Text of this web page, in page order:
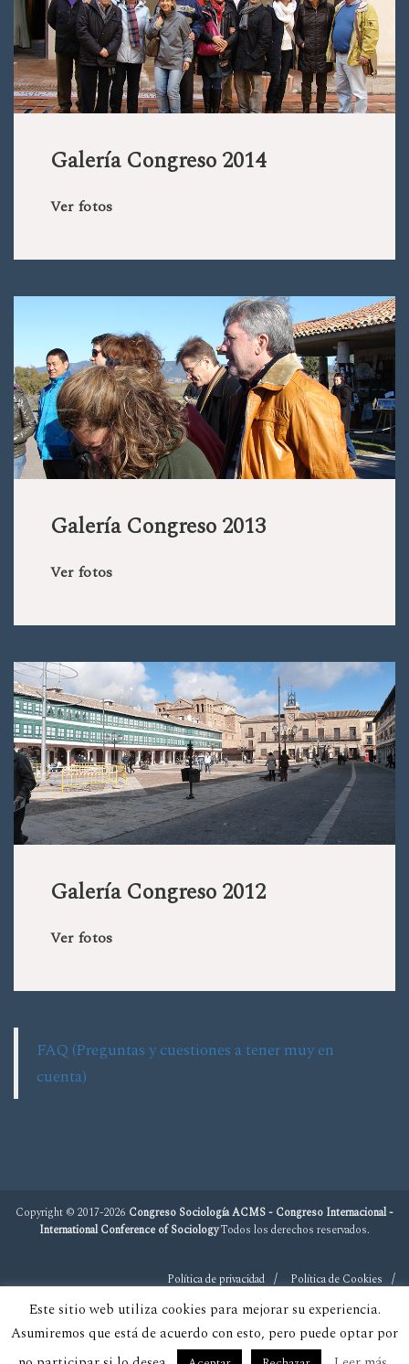
Galería Congreso 2014
Ver fotos
Galería Congreso 2013
Ver fotos
Galería Congreso 2012
Ver fotos
FAQ (Preguntas y cuestiones a tener muy en
cuenta)
Copyright © 2017-2026 Congreso Sociología ACMS - Congreso Internacional -
International Conference of SociologyTodos los derechos reservados.
Política de privacidad Política de Cookies
Este sitio web utiliza cookies para mejorar su experiencia.
Asumiremos que está de acuerdo con esto, pero puede optar por